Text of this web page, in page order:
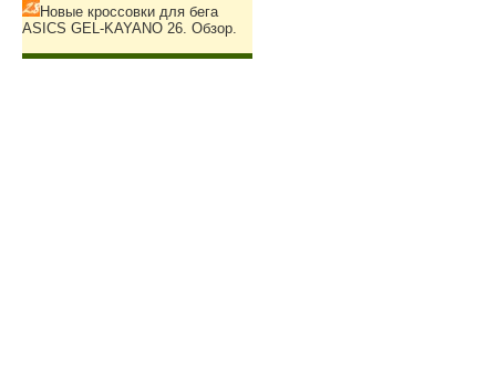
Новые кроссовки для бега
ASICS GEL-KAYANO 26. Обзор.